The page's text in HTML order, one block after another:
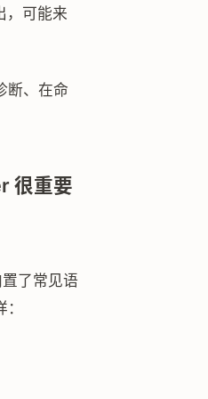
，可能来
断、在命
很重要
了常见语